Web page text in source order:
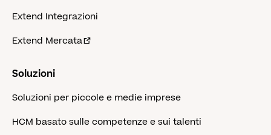
Extend Integrazioni
Extend Mercata
Soluzioni
Soluzioni per piccole e medie imprese
HCM basato sulle competenze e sui talenti